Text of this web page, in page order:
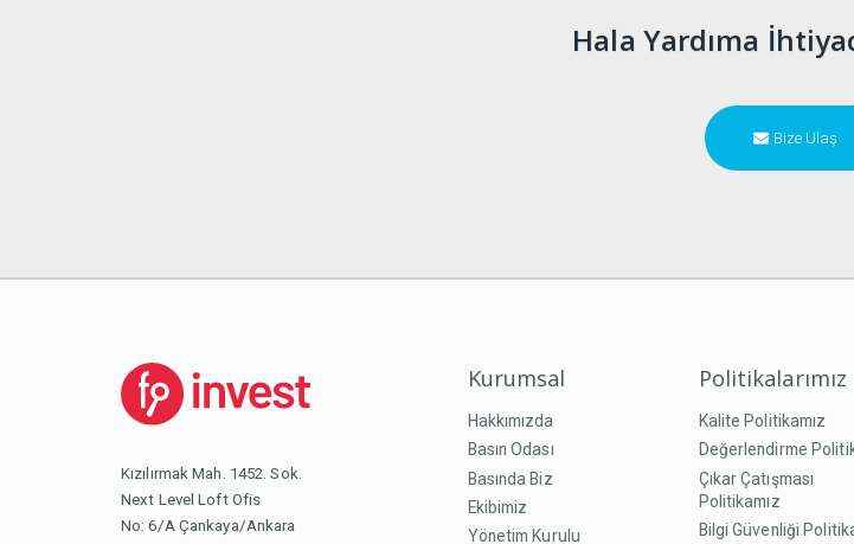
Hala Yardıma
Bize Ulaş
Kızılırmak Mah. 1452. Sok.
Next Level Loft Ofis
No: 6/A Çankaya/Ankara
Kurumsal
Hakkımızda
Basın Odası
Basında Biz
Ekibimiz
Yönetim Kurulu
Politikalarımız
Kalite Politikamız
Değerlendirme
Çıkar Çatışması
Politikamız
Bilgi Güvenliği